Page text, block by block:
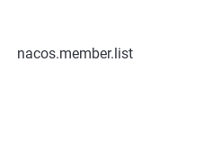
nacos.member.list